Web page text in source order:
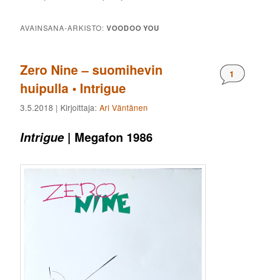
AVAINSANA-ARKISTO:VOODOO YOU
Zero Nine – suomihevin
huipulla • Intrigue
1
3.5.2018 | Kirjoittaja:Ari Väntänen
Intrigue | Megafon 1986